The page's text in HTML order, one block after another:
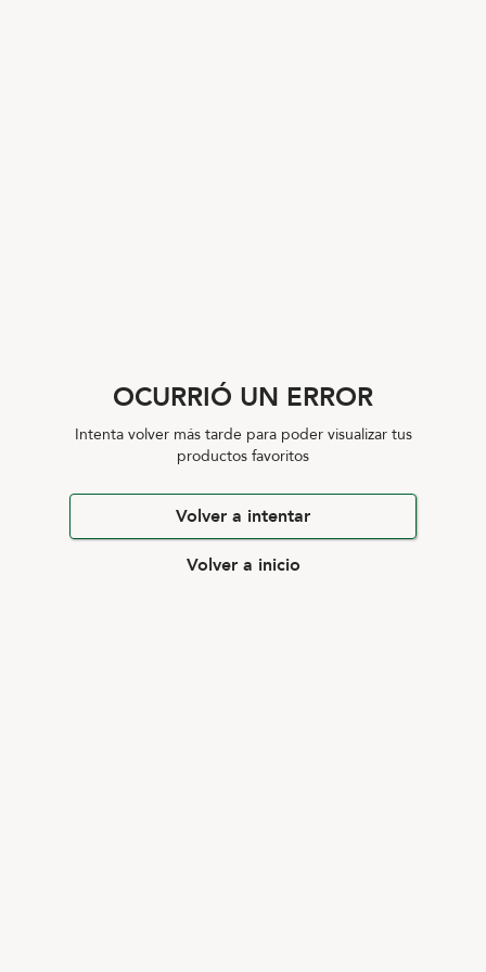
OCURRIÓ UN ERROR
Intenta volver más tarde para poder visualizar tus
productos favoritos
Volver a intentar
Volver a inicio